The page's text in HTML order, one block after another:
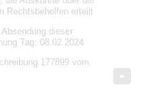
Rechtsbehelfen erteilt
dieser
Tag: 08.02.2024
177899 vom